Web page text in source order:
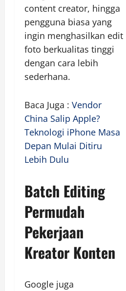
content creator, hingga
pengguna biasa yang
ingin menghasilkan edit
foto berkualitas tinggi
dengan cara lebih
sederhana.
Baca Juga : Vendor
China Salip Apple?
Teknologi iPhone Masa
Depan Mulai Ditiru
Lebih Dulu
Batch Editing
Permudah
Pekerjaan
Kreator Konten
Google juga